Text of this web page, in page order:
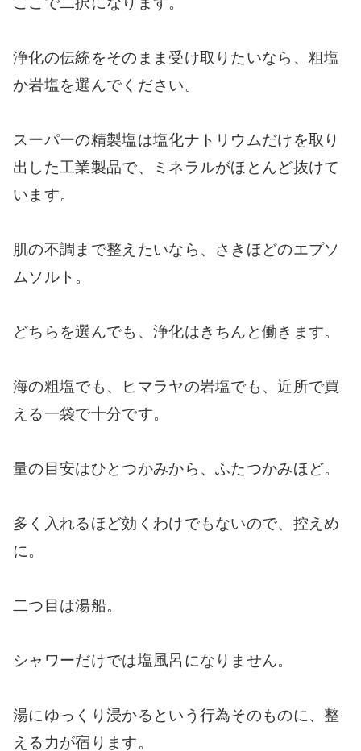
浄化の伝統をそのまま受け取りたいなら、粗塩
か岩塩を選んでください。
スーパーの精製塩は塩化ナトリウムだけを取り
出した工業製品で、ミネラルがほとんど抜けて
います。
肌の不調まで整えたいなら、さきほどのエプソ
ムソルト。
どちらを選んでも、浄化はきちんと働きます。
海の粗塩でも、ヒマラヤの岩塩でも、近所で買
える一袋で十分です。
量の目安はひとつかみから、ふたつかみほど。
多く入れるほど効くわけでもないので、控えめ
に。
二つ目は湯船。
シャワーだけでは塩風呂になりません。
湯にゆっくり浸かるという行為そのものに、整
える力が宿ります。